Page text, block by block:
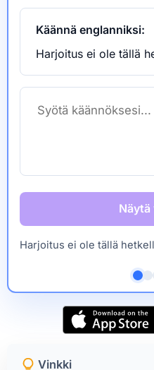
Käännä englanniksi:
Harjoitus ei ole tällä
Näytä
Harjoitus ei ole tällä
Vinkki